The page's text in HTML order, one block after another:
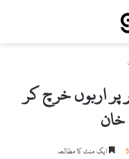
پر اربوں خرچ کر
خان
ایک منٹ کا مطالعہ